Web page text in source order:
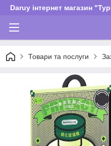
Daruy інтернет магазин
Товари та послуги